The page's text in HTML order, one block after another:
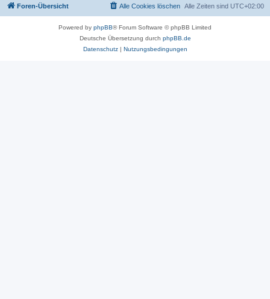
Foren-Übersicht Alle Zeiten sind UTC+02:00
Alle Cookies löschen
Powered by phpBB® Forum Software © phpBB Limited
Deutsche Übersetzung durch phpBB.de
Datenschutz| Nutzungsbedingungen